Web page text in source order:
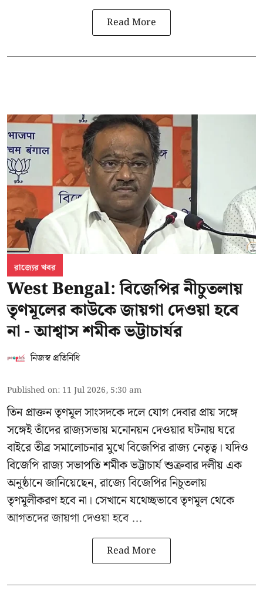
Read More
রাজ্যের খবর
West Bengal: বিজেপির নীচুতলায়
তৃণমূলের কাউকে জায়গা দেওয়া হবে
না - আশ্বাস শমীক ভট্টাচার্যর
নিজস্ব প্রতিনিধি
Published on: 11 Jul 2026, 5:30 am
তিন প্রাক্তন তৃণমূল সাংসদকে দলে যোগ দেবার প্রায় সঙ্গে
সঙ্গেই তাঁদের রাজ্যসভায় মনোনয়ন দেওয়ার ঘটনায় ঘরে
বাইরে তীব্র সমালোচনার মুখে বিজেপির রাজ্য নেতৃত্ব। যদিও
বিজেপি রাজ্য সভাপতি শমীক ভট্টাচার্যশুক্রবার দলীয় এক
অনুষ্ঠানে জানিয়েছেন, রাজ্যে বিজেপির নিচুতলায়
তৃণমূলীকরণ হবে না। সেখানে যথেচ্ছভাবে তৃণমূল থেকে
আগতদের জায়গা দেওয়া হবে ...
Read More